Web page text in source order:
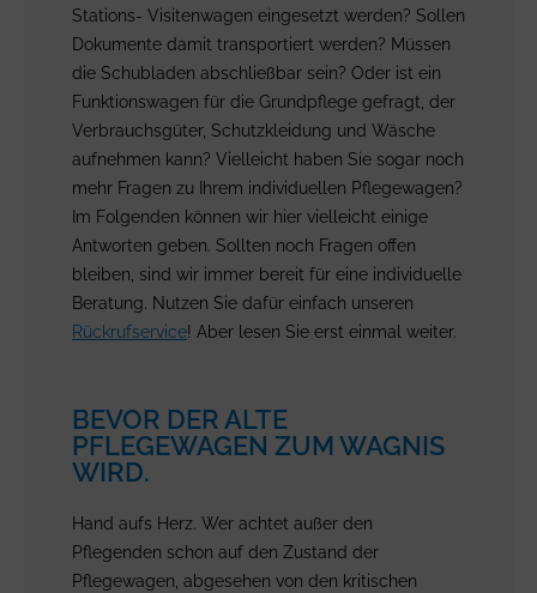
Stations- Visitenwagen eingesetzt werden? Sollen
Dokumente damit transportiert werden? Müssen
die Schubladen abschließbar sein? Oder ist ein
Funktionswagen für die Grundpflege gefragt, der
Verbrauchsgüter, Schutzkleidung und Wäsche
aufnehmen kann? Vielleicht haben Sie sogar noch
mehr Fragen zu Ihrem individuellen Pflegewagen?
Im Folgenden können wir hier vielleicht einige
Antworten geben. Sollten noch Fragen offen
bleiben, sind wir immer bereit für eine individuelle
Beratung. Nutzen Sie dafür einfach unseren
Rückrufservice! Aber lesen Sie erst einmal weiter.
BEVOR DER ALTE
PFLEGEWAGEN ZUM WAGNIS
WIRD.
Hand aufs Herz. Wer achtet außer den
Pflegenden schon auf den Zustand der
Pflegewagen, abgesehen von den kritischen